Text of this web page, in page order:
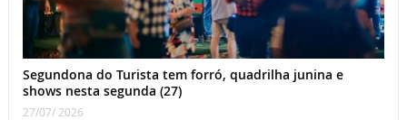
Segundona do Turista tem forró, quadrilha junina e
shows nesta segunda (27)
27/07/ 2026